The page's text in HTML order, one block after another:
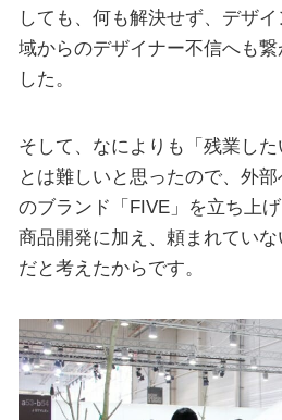
しても、何も解決せず、デザ
域からのデザイナー不信へも
した。
そして、なによりも「残業し
とは難しいと思ったので、外
のブランド「FIVE」を立ち上
商品開発に加え、頼まれてい
だと考えたからです。